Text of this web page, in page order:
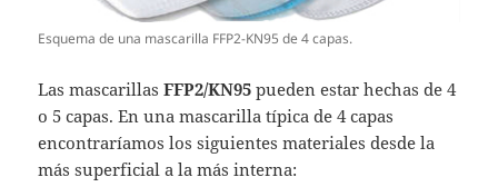
Esquema de una mascarilla FFP2-KN95 de 4 capas.
Las mascarillasFFP2/KN95 pueden estar hechas de 4
o 5 capas. En una mascarilla típica de 4 capas
encontraríamos los siguientes materiales desde la
más superficial a la más interna: